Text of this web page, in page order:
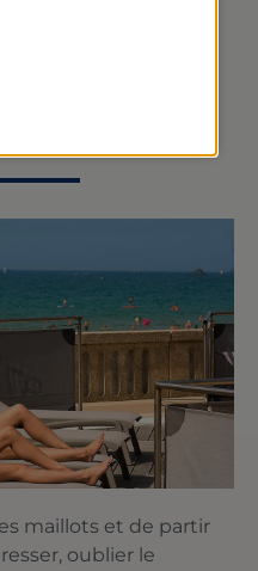
maillots et de partir
oublier le